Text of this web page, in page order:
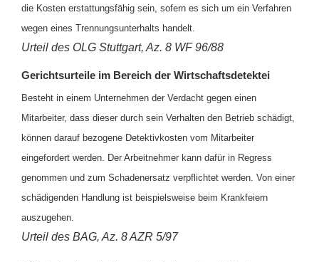
die Kosten erstattungsfähig sein, sofern es sich um ein Verfahren
wegen eines Trennungsunterhalts handelt.
Urteil des OLG Stuttgart, Az. 8 WF 96/88
Gerichtsurteile im Bereich der Wirtschaftsdetektei
Besteht in einem Unternehmen der Verdacht gegen einen
Mitarbeiter, dass dieser durch sein Verhalten den Betrieb schädigt,
können darauf bezogene Detektivkosten vom Mitarbeiter
eingefordert werden. Der Arbeitnehmer kann dafür in Regress
genommen und zum Schadenersatz verpflichtet werden. Von einer
schädigenden Handlung ist beispielsweise beim Krankfeiern
auszugehen.
Urteil des BAG, Az. 8 AZR 5/97